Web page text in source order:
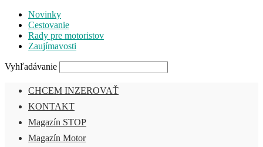
Novinky
Cestovanie
Rady pre motoristov
Zaujímavosti
Vyhľadávanie
CHCEM INZEROVAŤ
KONTAKT
Magazín STOP
Magazín Motor